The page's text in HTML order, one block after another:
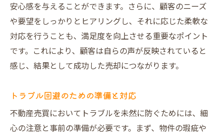
安心感を与えることができます。さらに、顧客のニーズ
や要望をしっかりとヒアリングし、それに応じた柔軟な
対応を行うことも、満足度を向上させる重要なポイント
です。これにより、顧客は自らの声が反映されていると
感じ、結果として成功した売却につながります。
トラブル回避のための準備と対応
不動産売買においてトラブルを未然に防ぐためには、細
心の注意と事前の準備が必要です。まず、物件の瑕疵や